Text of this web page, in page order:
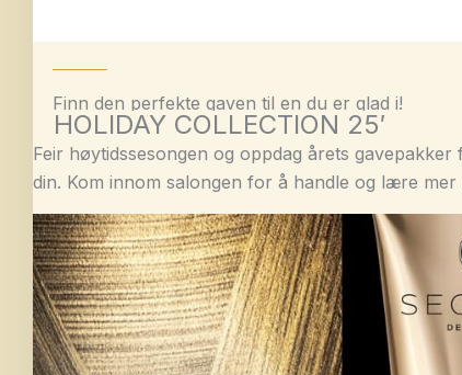
Finn den perfekte gaven til en du er glad i!
HOLIDAY COLLECTION 25′
Feir høytidssesongen og oppdag årets
din. Kom innom salongen for å handle og lære